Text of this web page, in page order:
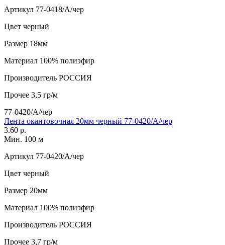
Артикул 77-0418/А/чер
Цвет черный
Размер 18мм
Материал 100% полиэфир
Производитель РОССИЯ
Прочее 3,5 гр/м
77-0420/А/чер
Лента окантовочная 20мм черный 77-0420/А/чер
3.60 р.
Мин. 100 м
Артикул 77-0420/А/чер
Цвет черный
Размер 20мм
Материал 100% полиэфир
Производитель РОССИЯ
Прочее 3,7 гр/м